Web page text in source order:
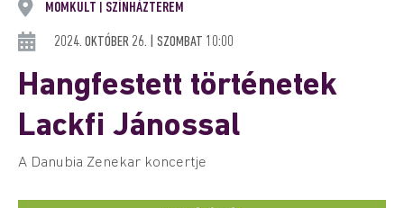
MOMKULT SZÍNHÁZTEREM
2024. OKTÓBER 26. | SZOMBAT 10:00
Hangfestett történetek
Lackfi Jánossal
A Danubia Zenekar koncertje